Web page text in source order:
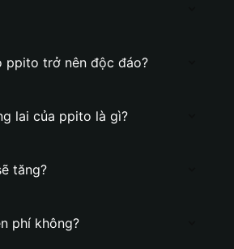
ppito trở nên độc đáo?
lai của ppito là gì?
tăng?
phí không?